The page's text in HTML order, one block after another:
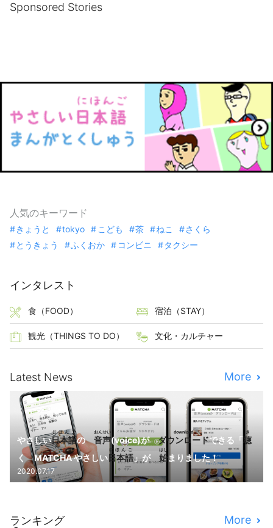
Sponsored Stories
人気のキーワード
きょうと tokyo こども 茶 ねこ
さくら
とうきょう
ふくおか コンビニ タクシー
インタレスト
食（FOOD） 宿泊（STAY）
観光（THINGS TO DO） 文化・カルチャー
Latest News More
やさしい日本語
にほんご
の 音声
おんせい
(voice)がダウンロード
download
できる「聴
き
く MATCHA やさしい日本語
にほんご
」が 始
はじ
まりました！
2020.07.17
ランキング More